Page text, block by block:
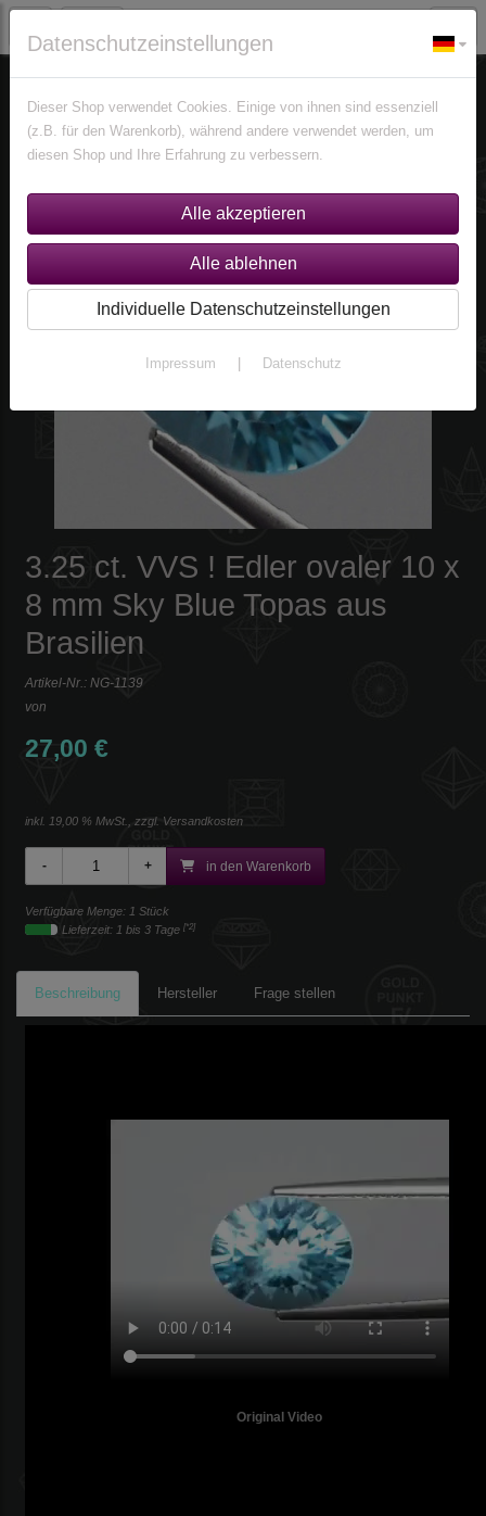
Edelsteine Topase
3.25 ct. VVS ! Edler ovaler 10 x
8 mm Sky Blue Topas aus
Brasilien
Artikel-Nr.: NG-1139
von
27,00 €
inkl. 19,00 % MwSt., zzgl. Versandkosten
in den Warenkorb
Verfügbare Menge: 1 Stück
Lieferzeit: 1 bis 3 Tage [*2]
Beschreibung Hersteller Frage stellen
Original Video
Datenschutzeinstellungen
Dieser Shop verwendet Cookies. Einige von ihnen sind essenziell
(z.B. für den Warenkorb), während andere verwendet werden, um
diesen Shop und Ihre Erfahrung zu verbessern.
Individuelle Datenschutzeinstellungen
Impressum Datenschutz